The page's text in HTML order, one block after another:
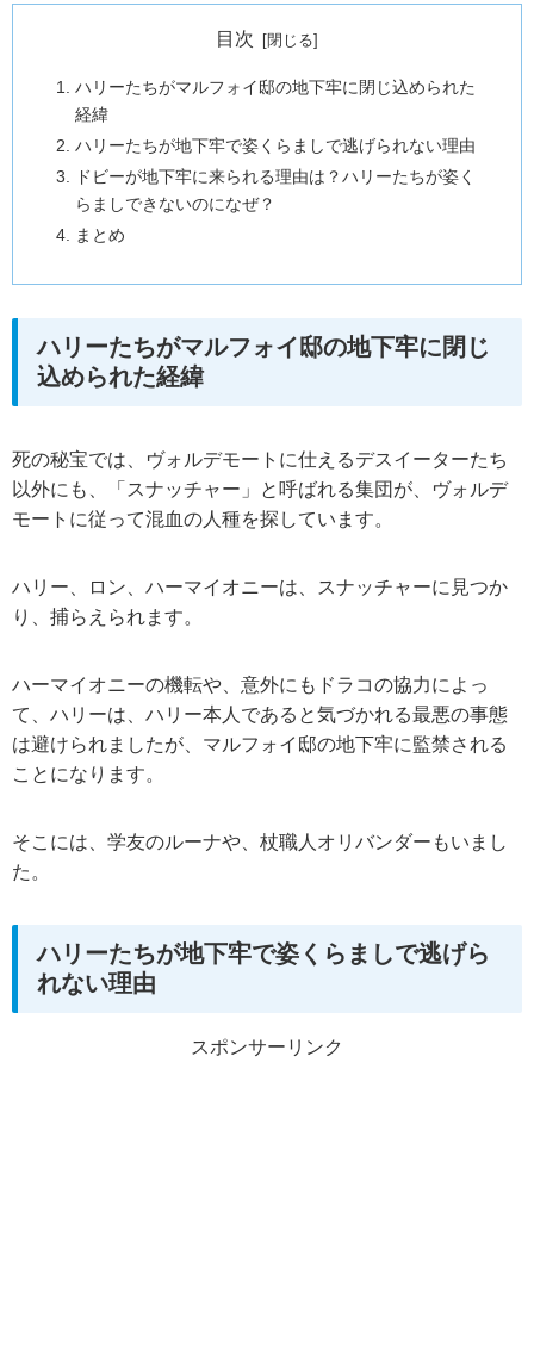
目次
ハリーたちがマルフォイ邸の地下牢に閉じ込められた
経緯
ハリーたちが地下牢で姿くらましで逃げられない理由
ドビーが地下牢に来られる理由は？ハリーたちが姿く
らましできないのになぜ？
まとめ
ハリーたちがマルフォイ邸の地下牢に閉じ
込められた経緯
死の秘宝では、ヴォルデモートに仕えるデスイーターたち
以外にも、「スナッチャー」と呼ばれる集団が、ヴォルデ
モートに従って混血の人種を探しています。
ハリー、ロン、ハーマイオニーは、スナッチャーに見つか
り、捕らえられます。
ハーマイオニーの機転や、意外にもドラコの協力によっ
て、ハリーは、ハリー本人であると気づかれる最悪の事態
は避けられましたが、マルフォイ邸の地下牢に監禁される
ことになります。
そこには、学友のルーナや、杖職人オリバンダーもいまし
た。
ハリーたちが地下牢で姿くらましで逃げら
れない理由
スポンサーリンク